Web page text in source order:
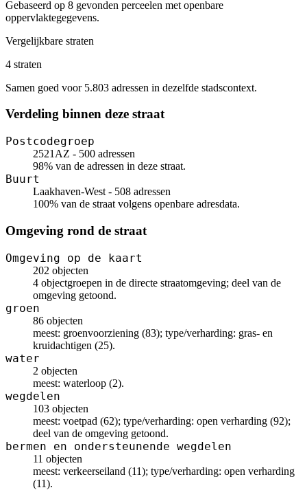
Gebaseerd op 8 gevonden perceelen met openbare
oppervlaktegegevens.
Vergelijkbare straten
4 straten
Samen goed voor 5.803 adressen in dezelfde stadscontext.
Verdeling binnen deze straat
Postcodegroep
2521AZ - 500 adressen
98% van de adressen in deze straat.
Buurt
Laakhaven-West - 508 adressen
100% van de straat volgens openbare adresdata.
Omgeving rond de straat
Omgeving op de kaart
202 objecten
4 objectgroepen in de directe straatomgeving; deel van de
omgeving getoond.
groen
86 objecten
meest: groenvoorziening (83); type/verharding: gras- en
kruidachtigen (25).
water
2 objecten
meest: waterloop (2).
wegdelen
103 objecten
meest: voetpad (62); type/verharding: open verharding (92);
deel van de omgeving getoond.
bermen en ondersteunende wegdelen
11 objecten
meest: verkeerseiland (11); type/verharding: open verharding
(11).